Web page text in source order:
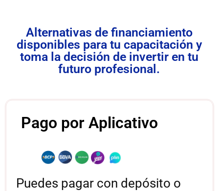
Alternativas de financiamiento
disponibles para tu capacitación y
toma la decisión de invertir en tu
futuro profesional.
Pago por Aplicativo
Puedes pagar con depósito o